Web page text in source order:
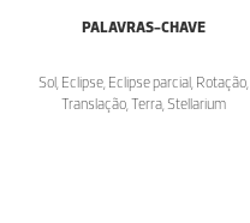
PALAVRAS-CHAVE
Sol, Eclipse, Eclipse parcial, Rotação,
Translação, Terra, Stellarium